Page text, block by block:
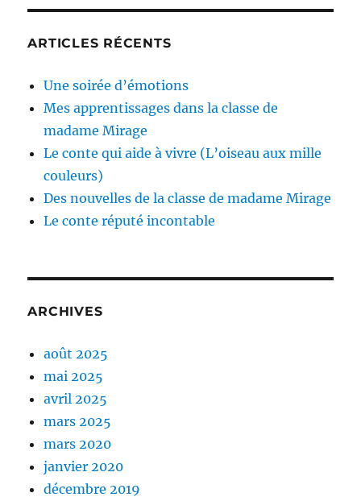
ARTICLES RÉCENTS
Une soirée d’émotions
Mes apprentissages dans la classe de
madame Mirage
Le conte qui aide à vivre (L’oiseau aux mille
couleurs)
Des nouvelles de la classe de madame Mirage
Le conte réputé incontable
ARCHIVES
août 2025
mai 2025
avril 2025
mars 2025
mars 2020
janvier 2020
décembre 2019